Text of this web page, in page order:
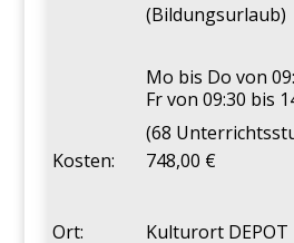
(Bildungsurlaub)
Mo bis Do von
Fr von 09:30 bis
(68
Kosten:
748,00 €
Ort:
Kulturort DEPOT